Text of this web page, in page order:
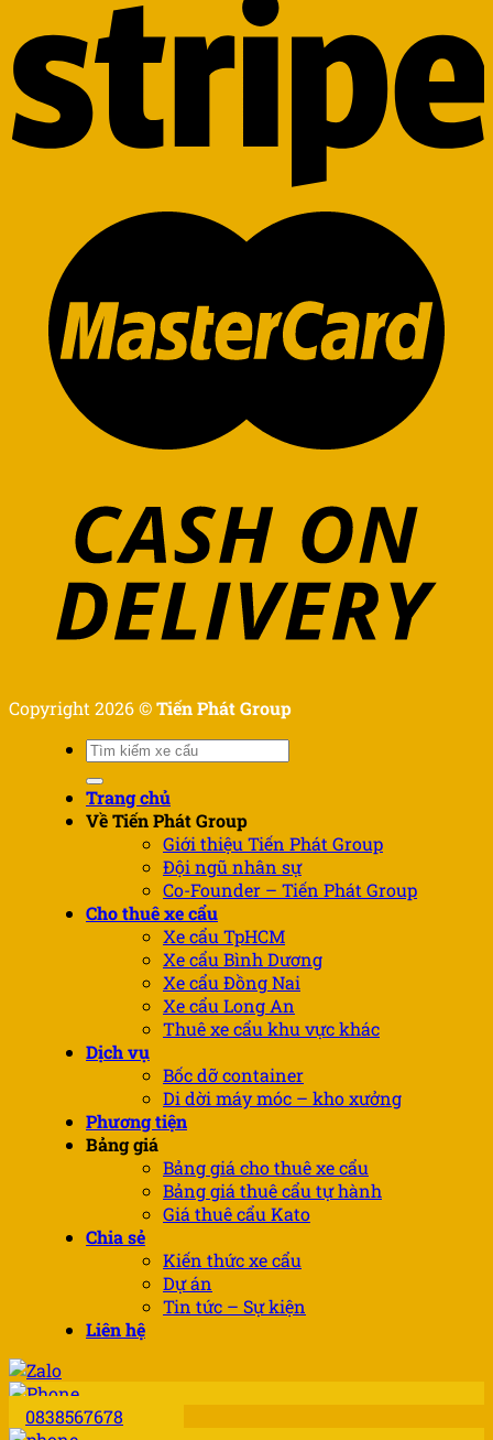
Copyright 2026 ©Tiến Phát Group
Tìm
Trang chủ
Về Tiến Phát Group
Giới thiệu Tiến Phát Group
Đội ngũ nhân sự
Co-Founder – Tiến Phát Group
Cho thuê xe cẩu
Xe cẩu TpHCM
Xe cẩu Bình Dương
Xe cẩu Đồng Nai
Xe cẩu Long An
Thuê xe cẩu khu vực khác
Dịch vụ
Bốc dỡ container
Di dời máy móc – kho xưởng
Phương tiện
Bảng giá
Bảng giá cho thuê xe cẩu
Bảng giá thuê cẩu tự hành
Giá thuê cẩu Kato
Chia sẻ
Kiến thức xe cẩu
Dự án
Tin tức – Sự kiện
Liên hệ
0838567678